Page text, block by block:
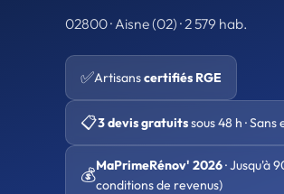
02800 · Aisne (02) · 2 579 hab.
✅Artisanscertifiés RGE
📋3 devis gratuitssous 48 h ·
💰MaPrimeRénov' 2026· Jusqu'à
conditions de revenus)